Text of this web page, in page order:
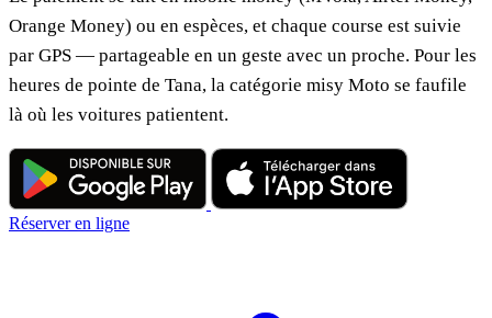
Orange Money) ou en espèces, et chaque course est suivie
par GPS — partageable en un geste avec un proche. Pour les
heures de pointe de Tana, la catégorie misy Moto se faufile
là où les voitures patientent.
Réserver en ligne